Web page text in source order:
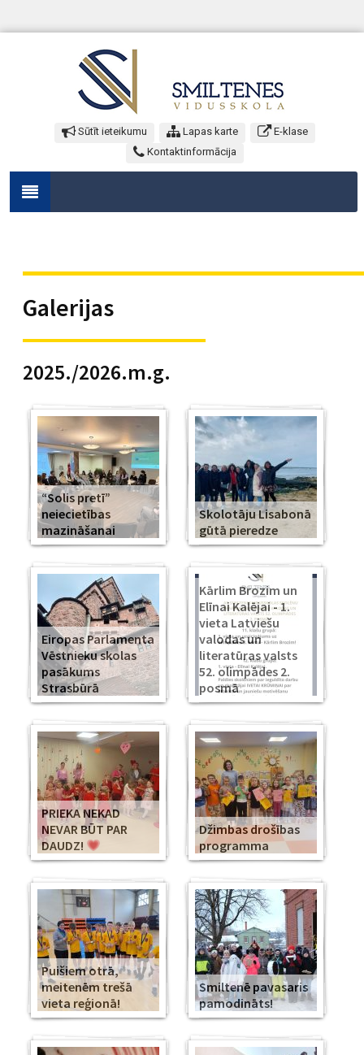
Sūtīt ieteikumu Lapas karte
E-klase
Kontaktinformācija
Galerijas
2025./2026.m.g.
“Solis pretī”
neiecietības
mazināšanai
Skolotāju Lisabonā
gūtā pieredze
Eiropas Parlamenta
Vēstnieku skolas
pasākums
Strasbūrā
Kārlim Brozim un
Elīnai Kalējai - 1.
vieta Latviešu
valodas un
literatūras valsts
52. olimpādes 2.
posmā
PRIEKA NEKAD
NEVAR BŪT PAR
DAUDZ!
Džimbas drošības
programma
Puišiem otrā,
meitenēm trešā
vieta reģionā!
Smiltenē pavasaris
pamodināts!